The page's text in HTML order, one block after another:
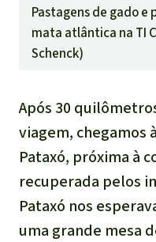
Pastagens de gado
mata atlântica na TI
Schenck)
Após 30
viagem, chegamos
Pataxó, próxima à
recuperada pelos
Pataxó nos
uma grande mesa